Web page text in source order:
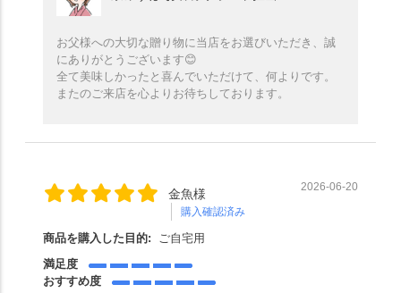
お父様への大切な贈り物に当店をお選びいただき、誠
にありがとうございます😊
全て美味しかったと喜んでいただけて、何よりです。
またのご来店を心よりお待ちしております。
金魚様
購入確認済み
2026-06-20
商品を購入した目的:
ご自宅用
満足度
おすすめ度